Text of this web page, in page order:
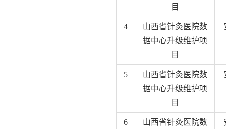
目
4
山西省针灸医院数
据中心升级维护项
目
5
山西省针灸医院数
据中心升级维护项
目
6
山西省针灸医院数